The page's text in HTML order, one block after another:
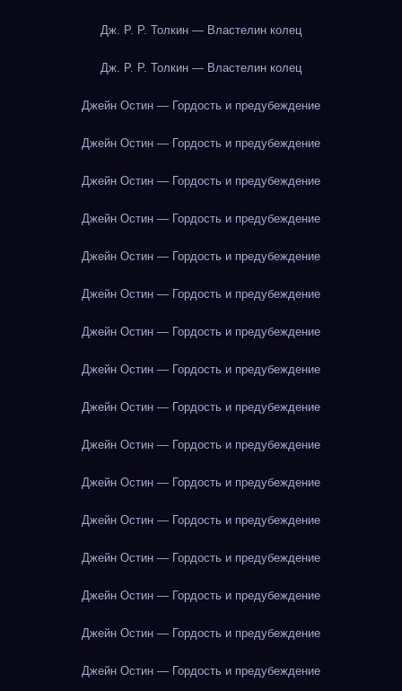
Дж. Р. Р. Толкин — Властелин колец
Дж. Р. Р. Толкин — Властелин колец
Джейн Остин — Гордость и предубеждение
Джейн Остин — Гордость и предубеждение
Джейн Остин — Гордость и предубеждение
Джейн Остин — Гордость и предубеждение
Джейн Остин — Гордость и предубеждение
Джейн Остин — Гордость и предубеждение
Джейн Остин — Гордость и предубеждение
Джейн Остин — Гордость и предубеждение
Джейн Остин — Гордость и предубеждение
Джейн Остин — Гордость и предубеждение
Джейн Остин — Гордость и предубеждение
Джейн Остин — Гордость и предубеждение
Джейн Остин — Гордость и предубеждение
Джейн Остин — Гордость и предубеждение
Джейн Остин — Гордость и предубеждение
Джейн Остин — Гордость и предубеждение